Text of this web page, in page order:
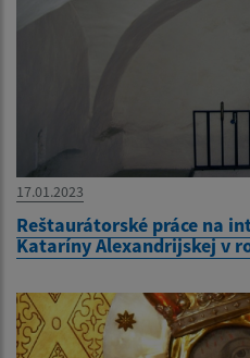
17.01.2023
Reštaurátorské práce na
Kataríny Alexandrijskej v